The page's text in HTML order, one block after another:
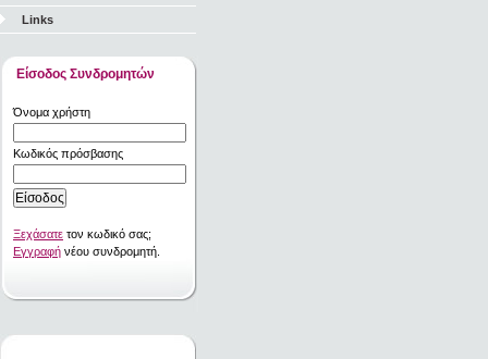
Links
Είσοδος Συνδρομητών
Όνομα χρήστη
Κωδικός πρόσβασης
Ξεχάσατε τον κωδικό σας;
Εγγραφή νέου συνδρομητή.